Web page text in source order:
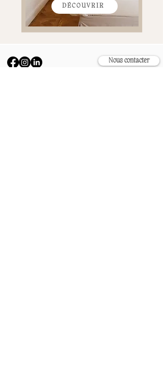
DÉCOUVRIR
Nous contacter